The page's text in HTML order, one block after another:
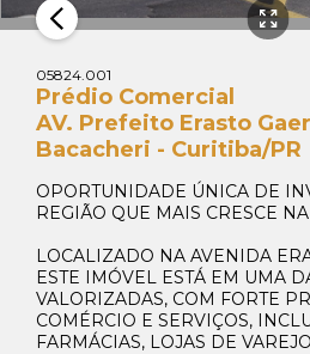
Whats
41 99270-
05824.001
Prédio Comercial
AV. Prefeito Erasto
Bacacheri - Curitiba/PR
OPORTUNIDADE ÚNICA DE
REGIÃO QUE MAIS CRESCE
LOCALIZADO NA AVENIDA
ESTE IMÓVEL ESTÁ EM UMA
VALORIZADAS, COM FORTE
COMÉRCIO E SERVIÇOS,
FARMÁCIAS, LOJAS DE